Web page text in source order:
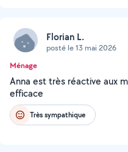
Florian L.
posté le 13 mai 2026
Ménage
Anna est très réactive aux
efficace
Très sympathique